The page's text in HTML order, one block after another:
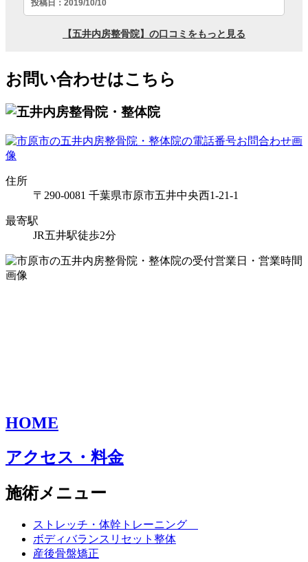
お問い合わせはこちら
住所
〒290-0081 千葉県市原市五井中央西1-21-1
最寄駅
JR五井駅徒歩2分
HOME
アクセス・料金
施術メニュー
ストレッチ・体幹トレーニング
ボディバランスリセット整体
産後骨盤矯正